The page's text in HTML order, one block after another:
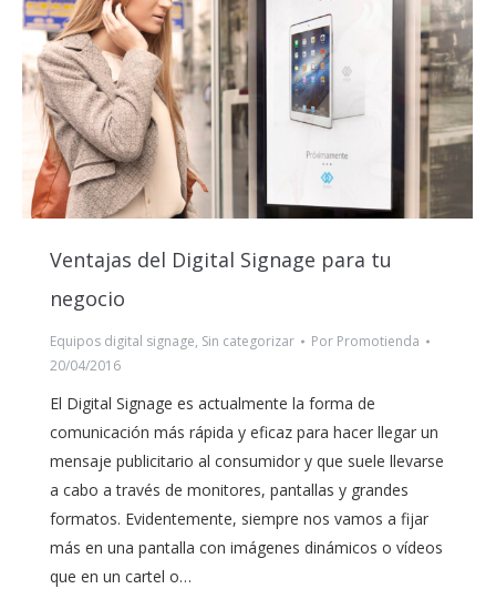
Ventajas del Digital Signage para tu
negocio
Equipos digital signage, Sin categorizar Por Promotienda
20/04/2016
El Digital Signage es actualmente la forma de
comunicación más rápida y eficaz para hacer llegar un
mensaje publicitario al consumidor y que suele llevarse
a cabo a través de monitores, pantallas y grandes
formatos. Evidentemente, siempre nos vamos a fijar
más en una pantalla con imágenes dinámicos o vídeos
que en un cartel o…